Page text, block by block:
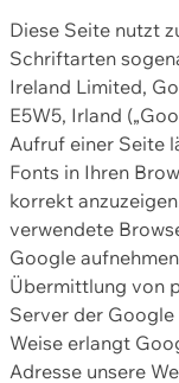
Diese Seite nutzt
Schriftarten
Ireland Limited,
E5W5, Irland
Aufruf einer Seite
Fonts in Ihren
korrekt
verwendete
Google
Übermittlung von
Server der Google
Weise erlangt
Adresse unsere